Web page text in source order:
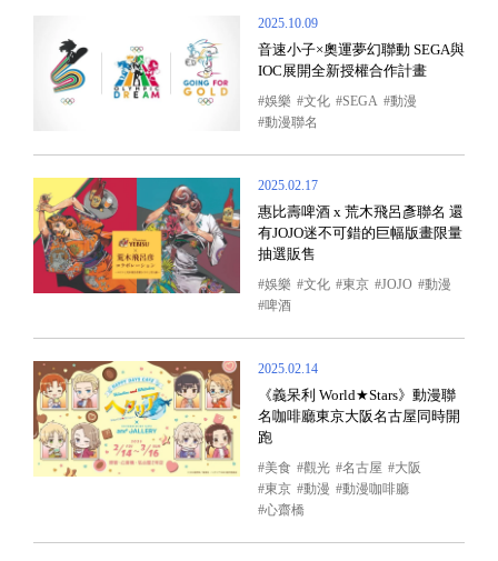
2025.10.09
音速小子×奧運夢幻聯動 SEGA與
IOC展開全新授權合作計畫
娛樂 文化 SEGA
動漫
動漫聯名
2025.02.17
惠比壽啤酒 x 荒木飛呂彥聯名 還
有JOJO迷不可錯的巨幅版畫限量
抽選販售
娛樂 文化 東京 JOJO
動漫
啤酒
2025.02.14
《義呆利 World★Stars》動漫聯
名咖啡廳東京大阪名古屋同時開
跑
美食 觀光 名古屋
大阪
東京
動漫
動漫咖啡廳
心齋橋